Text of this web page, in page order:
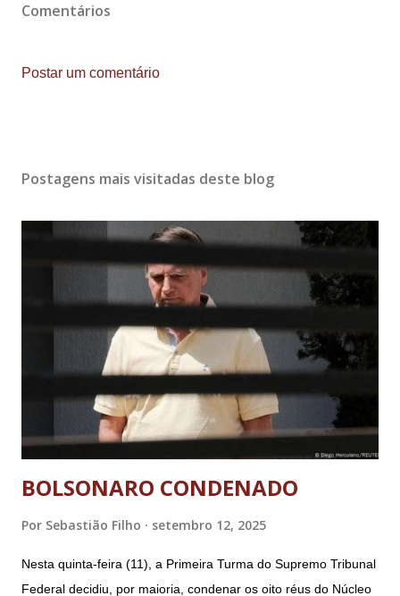
Comentários
Postar um comentário
Postagens mais visitadas deste blog
BOLSONARO CONDENADO
Por Sebastião Filho setembro 12, 2025
Nesta quinta-feira (11), a Primeira Turma do Supremo Tribunal
Federal decidiu, por maioria, condenar os oito réus do Núcleo